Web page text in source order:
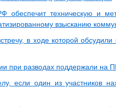
техническую и
взысканию
в ходе которой обсудили
при разводах поддержали на
если один из участников